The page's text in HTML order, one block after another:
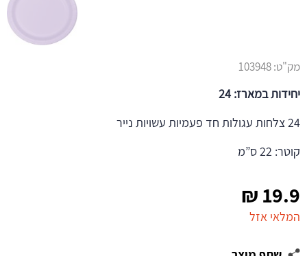
19.9
₪
המלאי אזל
מק"ט:103948
יחידות במארז: 24
24 צלחות עגולות חד פעמיות עשויות נייר
קוטר: 22 ס”מ